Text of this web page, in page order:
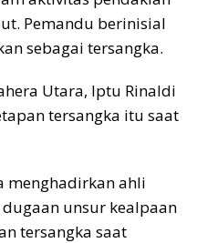
Pemandu berinisial
sebagai tersangka.
Utara, Iptu Rinaldi
tersangka itu saat
menghadirkan ahli
unsur kealpaan
tersangka saat